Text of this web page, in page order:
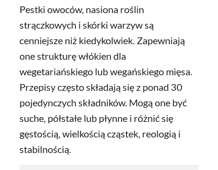
Pestki owoców, nasiona roślin
strączkowych i skórki warzyw są
cenniejsze niż kiedykolwiek. Zapewniają
one strukturę włókien dla
wegetariańskiego lub wegańskiego mięsa.
Przepisy często składają się z ponad 30
pojedynczych składników. Mogą one być
suche, półstałe lub płynne i różnić się
gęstością, wielkością cząstek, reologią i
stabilnością.